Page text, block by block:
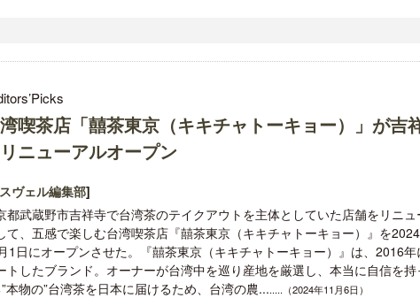
喫茶店「囍茶東京（キキチャトーキョー）」が吉
ニューアルオープン
ヴェル編集部]
都武蔵野市吉祥寺で台湾茶のテイクアウトを主体としていた店舗をリニュ
て、五感で楽しむ台湾喫茶店『囍茶東京（キキチャトーキョー）』を
1日にオープンさせた。『囍茶東京（キキチャトーキョー）』は、2016年
トしたブランド。オーナーが台湾中を巡り産地を厳選し、本当に自信を持
物の”台湾茶を日本に届けるため、台湾の農........（2024年11月6日）